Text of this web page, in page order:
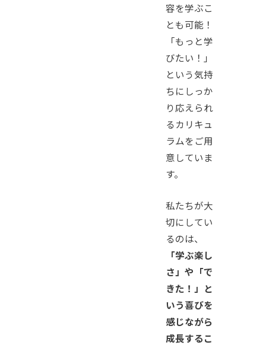
容を学ぶこ
とも可能！
「もっと学
びたい！」
という気持
ちにしっか
り応えられ
るカリキュ
ラムをご用
意していま
す。
私たちが大
切にしてい
るのは、
「学ぶ楽し
さ」や「で
きた！」と
いう喜びを
感じながら
成長するこ